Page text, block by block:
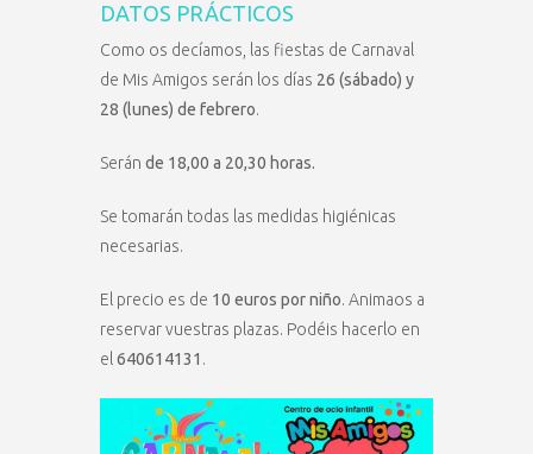
DATOS PRÁCTICOS
Como os decíamos, las fiestas de Carnaval
de Mis Amigos serán los días 26 (sábado) y
28 (lunes) de febrero.
Serán de 18,00 a 20,30 horas.
Se tomarán todas las medidas higiénicas
necesarias.
El precio es de 10 euros por niño. Animaos a
reservar vuestras plazas. Podéis hacerlo en
el 640614131 .